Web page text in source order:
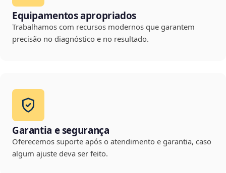
Equipamentos apropriados
Trabalhamos com recursos modernos que garantem
precisão no diagnóstico e no resultado.
Garantia e segurança
Oferecemos suporte após o atendimento e garantia, caso
algum ajuste deva ser feito.